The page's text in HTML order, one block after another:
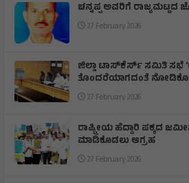
ಚನ್ನಪ್ಪ ಅವರಿಗೆ ರಾಜ್ಯಮಟ್ಟದ
27 February 2026
ಜಿಲ್ಲಾ ಟಾಸ್‌‌ಕೆರ್ಸ್ ಸಮಿತಿ ಸಭೆ
ತೊಂದರೆಯಾಗದಂತೆ
27 February 2026
ರಾಷ್ಟ್ರೀಯ ಹೆದ್ದಾರಿ ಪಕ್ಕದ
ಮಾಡಿಕೊಡಲು ಆಗ್ರಹ
27 February 2026